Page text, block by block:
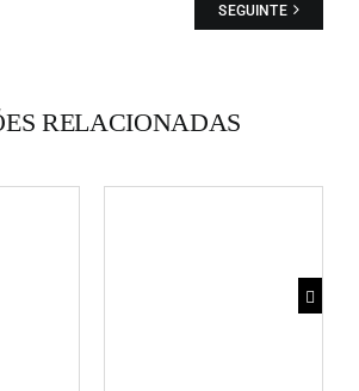
SEGUINTE
RELACIONADAS